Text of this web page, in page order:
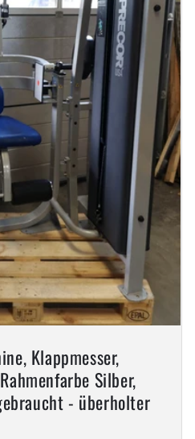
Klappmesser,
Silber,
- überholter